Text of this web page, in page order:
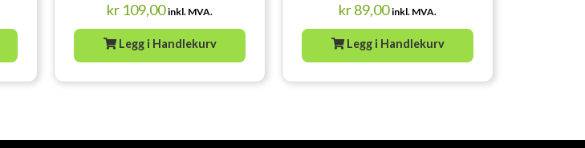
kr 109,00 inkl. MVA.
Legg i Handlekurv
kr89,00 inkl. MVA.
Legg i Handlekurv